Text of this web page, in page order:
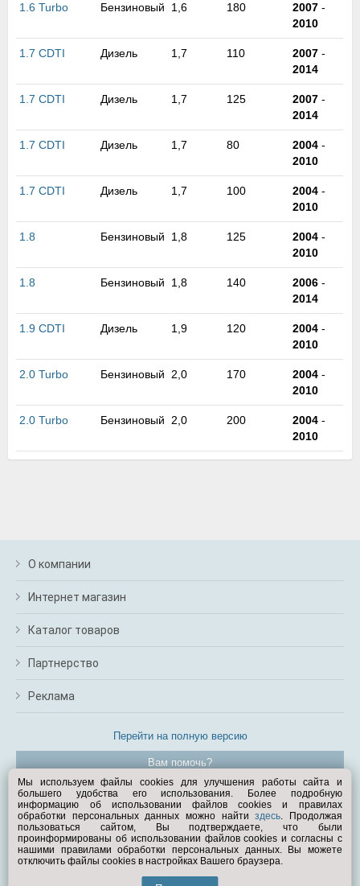
1.6 Turbo Бензиновый 1,6 180 2007 -
2010
1.7 CDTI Дизель 1,7 110 2007 -
2014
1.7 CDTI Дизель 1,7 125 2007 -
2014
1.7 CDTI Дизель 1,7 80 2004 -
2010
1.7 CDTI Дизель 1,7 100 2004 -
2010
1.8 Бензиновый 1,8 125 2004 -
2010
1.8 Бензиновый 1,8 140 2006 -
2014
1.9 CDTI Дизель 1,9 120 2004 -
2010
2.0 Turbo Бензиновый 2,0 170 2004 -
2010
2.0 Turbo Бензиновый 2,0 200 2004 -
2010
О компании
Интернет магазин
Каталог товаров
Партнерство
Реклама
Перейти на полную версию
Вам помочь?
© Exist.ru 1998—2026
Мы используем файлы cookies для улучшения работы сайта и
большего удобства его использования. Более подробную
информацию об использовании файлов cookies и правилах
обработки персональных данных можно найтиздесь. Продолжая
пользоваться сайтом, Вы подтверждаете, что были
проинформированы об использовании файлов cookies и согласны с
нашими правилами обработки персональных данных. Вы можете
отключить файлы cookies в настройках Вашего браузера.